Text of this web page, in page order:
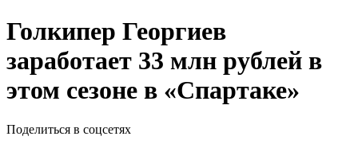
Голкипер Георгиев
заработает 33 млн рублей в
этом сезоне в «Спартаке»
Поделиться в соцсетях